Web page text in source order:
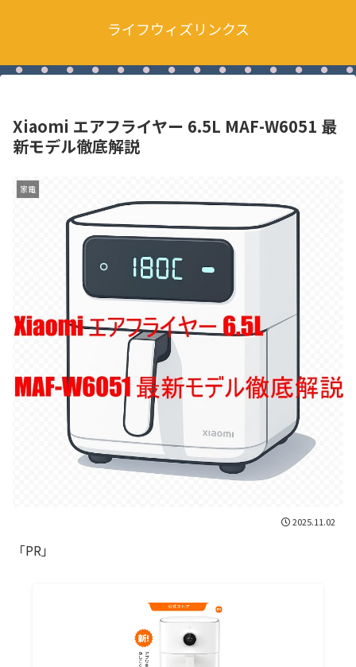
ライフウィズリンクス
Xiaomi エアフライヤー 6.5L MAF-W6051 最
新モデル徹底解説
家電
2025.11.02
「PR」